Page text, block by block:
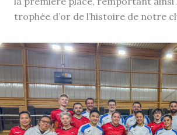
trophée d’or de l’histoire de notre